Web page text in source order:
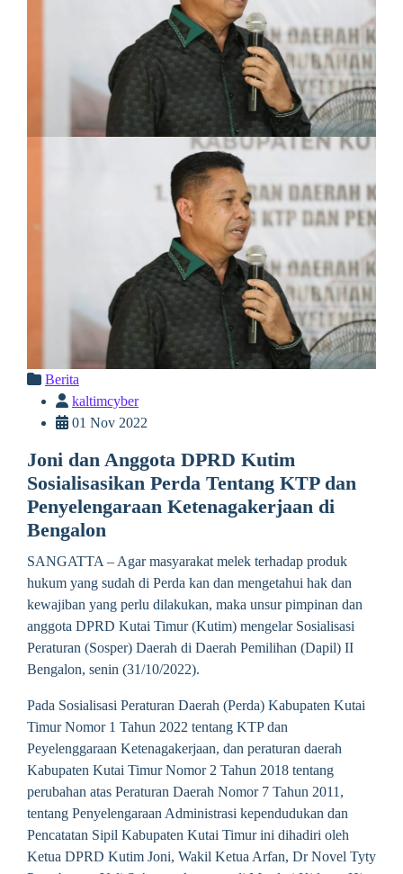
Berita
kaltimcyber
01 Nov 2022
Joni dan Anggota DPRD Kutim
Sosialisasikan Perda Tentang KTP dan
Penyelengaraan Ketenagakerjaan di
Bengalon
SANGATTA – Agar masyarakat melek terhadap produk
hukum yang sudah di Perda kan dan mengetahui hak dan
kewajiban yang perlu dilakukan, maka unsur pimpinan dan
anggota DPRD Kutai Timur (Kutim) mengelar Sosialisasi
Peraturan (Sosper) Daerah di Daerah Pemilihan (Dapil) II
Bengalon, senin (31/10/2022).
Pada Sosialisasi Peraturan Daerah (Perda) Kabupaten Kutai
Timur Nomor 1 Tahun 2022 tentang KTP dan
Peyelenggaraan Ketenagakerjaan, dan peraturan daerah
Kabupaten Kutai Timur Nomor 2 Tahun 2018 tentang
perubahan atas Peraturan Daerah Nomor 7 Tahun 2011,
tentang Penyelengaraan Administrasi kependudukan dan
Pencatatan Sipil Kabupaten Kutai Timur ini dihadiri oleh
Ketua DPRD Kutim Joni, Wakil Ketua Arfan, Dr Novel Tyty